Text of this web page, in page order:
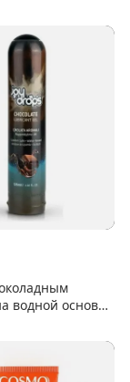
водной основе